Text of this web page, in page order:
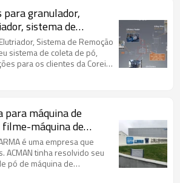
granulador,
sistema de
Sistema de Remoção
sistema de coleta de pó,
para os clientes da Coreia
para máquina de
máquina de
para fábrica
é uma empresa que
ACMAN tinha resolvido seu
pó de máquina de
alta eficiência.